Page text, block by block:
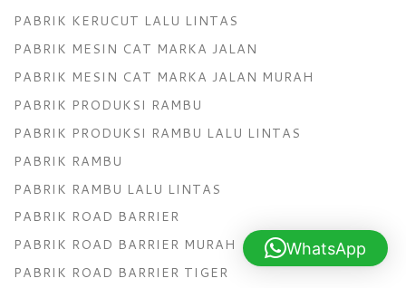
PABRIK KERUCUT LALU LINTAS
PABRIK MESIN CAT MARKA JALAN
PABRIK MESIN CAT MARKA JALAN MURAH
PABRIK PRODUKSI RAMBU
PABRIK PRODUKSI RAMBU LALU LINTAS
PABRIK RAMBU
PABRIK RAMBU LALU LINTAS
PABRIK ROAD BARRIER
PABRIK ROAD BARRIER MURAH
PABRIK ROAD BARRIER TIGER
WhatsApp